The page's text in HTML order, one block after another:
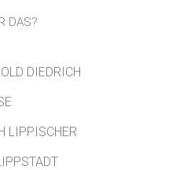
DAS?
DIEDRICH
LIPPISCHER